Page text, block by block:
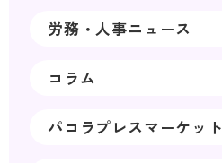
労務・人事ニュース
コラム
パコラプレスマーケット